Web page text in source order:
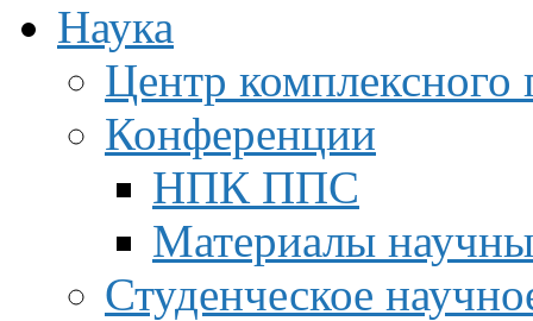
Наука
Центр
Конференции
НПК ППС
Материалы
Студенческое